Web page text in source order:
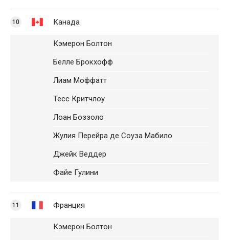
10 Канада
Кэмерон Болтон
Белле Брокхофф
Лиам Моффатт
Тесс Критчлоу
Лоан Боззоло
Жулия Перейра де Соуза Мабило
Джейк Веддер
Файе Гулини
11 Франция
Кэмерон Болтон